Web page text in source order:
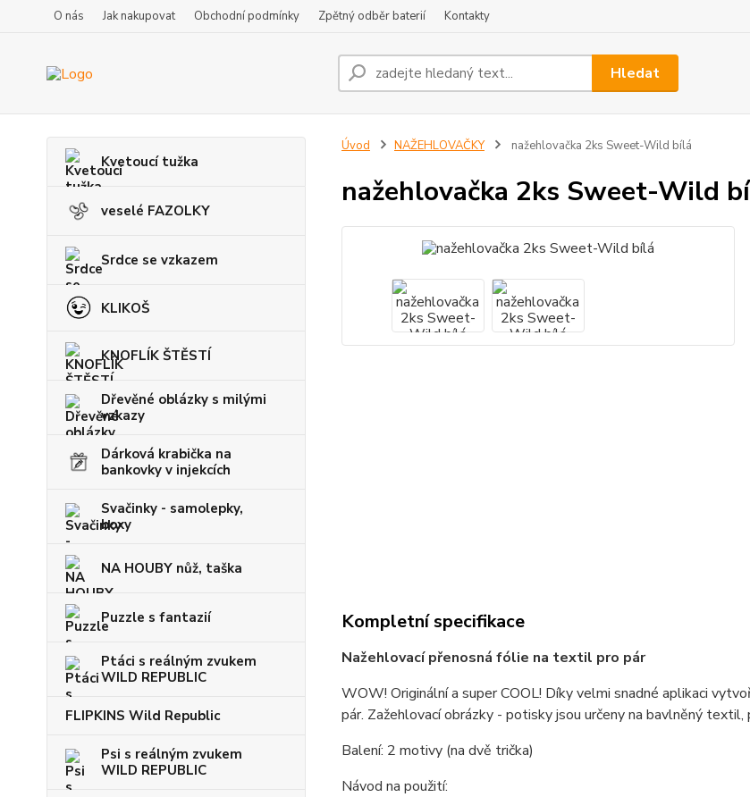
O nás Jak nakupovat Obchodní podmínky Zpětný odběr baterií Kontakty
Hledat
Kvetoucí tužka
veselé FAZOLKY
Srdce se vzkazem
KLIKOŠ
KNOFLÍK ŠTĚSTÍ
Dřevěné oblázky s milými
vzkazy
Dárková krabička na
bankovky v injekcích
Svačinky - samolepky,
boxy
NA HOUBY nůž, taška
Puzzle s fantazií
Ptáci s reálným zvukem
WILD REPUBLIC
FLIPKINS Wild Republic
Psi s reálným zvukem
WILD REPUBLIC
Úvod NAŽEHLOVAČKY nažehlovačka 2ks Sweet-Wild bílá
nažehlovačka 2ks Sweet-Wild
Kompletní specifikace
Nažehlovací přenosná fólie na textil pro pár
WOW! Originální a super COOL! Díky velmi snadné aplikaci
pár. Zažehlovací obrázky - potisky jsou určeny na bavlněný
Balení: 2 motivy (na dvě trička)
Návod na použití: